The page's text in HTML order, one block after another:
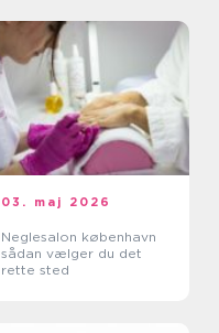
03. maj 2026
Neglesalon københavn
sådan vælger du det
rette sted